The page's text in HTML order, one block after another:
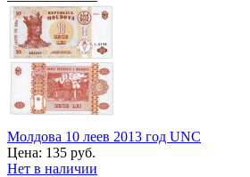
Молдова 10 леев 2013 год UNC
Цена: 135 руб.
Нет в наличии